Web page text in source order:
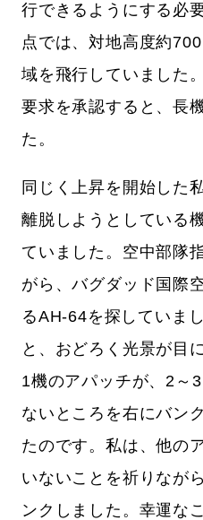
行できるようにする必
点では、対地高度約
域を飛行していました
要求を承認すると、長
た。
同じく上昇を開始した
離脱しようとしている
ていました。空中部隊
がら、バグダッド国際
るAH-64を探していま
と、おどろく光景が目
1機のアパッチが、2～
ないところを右にバン
たのです。私は、他の
いないことを祈りなが
ンクしました。幸運な